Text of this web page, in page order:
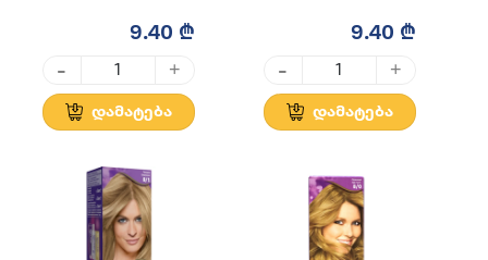
9.40 ₾
- +
დამატება
9.40 ₾
- +
დამატება